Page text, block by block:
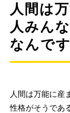
人間は
人みん
なんです
人間は万能に産
性格がそうであ